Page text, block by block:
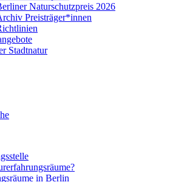
Naturschutzpreis 2026
Preisträger*innen
Stadtnatur
in Berlin